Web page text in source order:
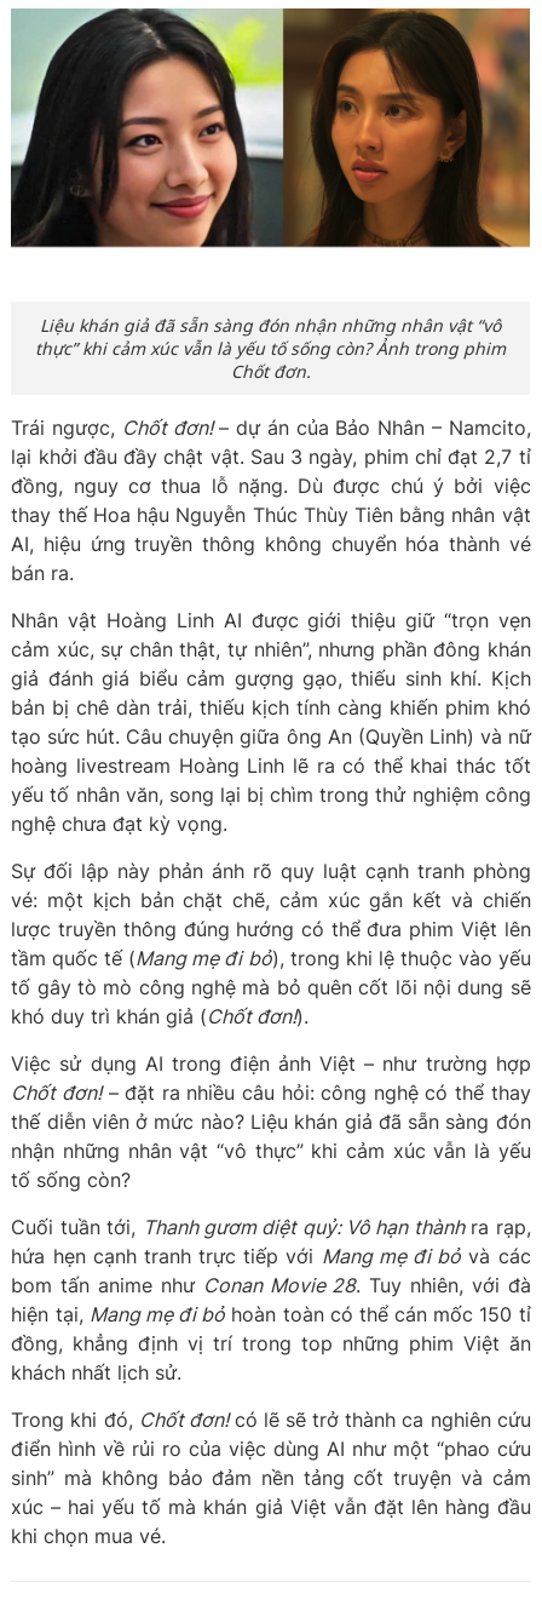
Liệu khán giả đã sẵn sàng đón nhận những nhân vật “vô
thực” khi cảm xúc vẫn là yếu tố sống còn? Ảnh trong phim
Chốt đơn.
Trái ngược, Chốt đơn!– dự án của Bảo Nhân – Namcito,
lại khởi đầu đầy chật vật. Sau 3 ngày, phim chỉ đạt 2,7 tỉ
đồng, nguy cơ thua lỗ nặng. Dù được chú ý bởi việc
thay thế Hoa hậu Nguyễn Thúc Thùy Tiên bằng nhân vật
AI, hiệu ứng truyền thông không chuyển hóa thành vé
bán ra.
Nhân vật Hoàng Linh AI được giới thiệu giữ “trọn vẹn
cảm xúc, sự chân thật, tự nhiên”, nhưng phần đông khán
giả đánh giá biểu cảm gượng gạo, thiếu sinh khí. Kịch
bản bị chê dàn trải, thiếu kịch tính càng khiến phim khó
tạo sức hút. Câu chuyện giữa ông An (Quyền Linh) và nữ
hoàng livestream Hoàng Linh lẽ ra có thể khai thác tốt
yếu tố nhân văn, song lại bị chìm trong thử nghiệm công
nghệ chưa đạt kỳ vọng.
Sự đối lập này phản ánh rõ quy luật cạnh tranh phòng
vé: một kịch bản chặt chẽ, cảm xúc gắn kết và chiến
lược truyền thông đúng hướng có thể đưa phim Việt lên
tầm quốc tế (Mang mẹ đi bỏ), trong khi lệ thuộc vào yếu
tố gây tò mò công nghệ mà bỏ quên cốt lõi nội dung sẽ
khó duy trì khán giả (Chốt đơn!).
Việc sử dụng AI trong điện ảnh Việt – như trường hợp
Chốt đơn!– đặt ra nhiều câu hỏi: công nghệ có thể thay
thế diễn viên ở mức nào? Liệu khán giả đã sẵn sàng đón
nhận những nhân vật “vô thực” khi cảm xúc vẫn là yếu
tố sống còn?
Cuối tuần tới, Thanh gươm diệt quỷ: Vô hạn thànhra rạp,
hứa hẹn cạnh tranh trực tiếp với Mang mẹ đi bỏ và các
bom tấn anime như Conan Movie 28. Tuy nhiên, với đà
hiện tại, Mang mẹ đi bỏ hoàn toàn có thể cán mốc 150 tỉ
đồng, khẳng định vị trí trong top những phim Việt ăn
khách nhất lịch sử.
Trong khi đó, Chốt đơn!có lẽ sẽ trở thành ca nghiên cứu
điển hình về rủi ro của việc dùng AI như một “phao cứu
sinh” mà không bảo đảm nền tảng cốt truyện và cảm
xúc – hai yếu tố mà khán giả Việt vẫn đặt lên hàng đầu
khi chọn mua vé.